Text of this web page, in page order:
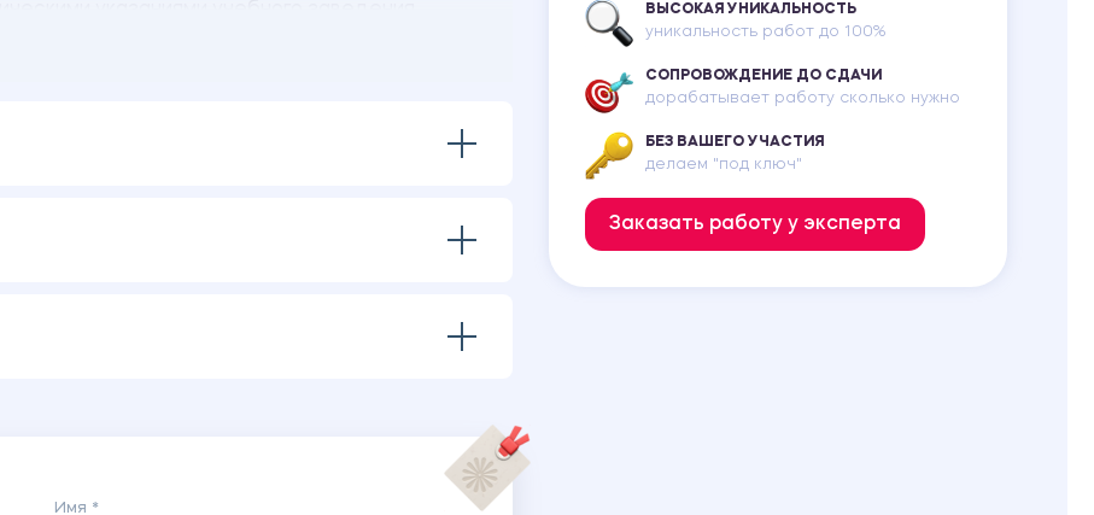
Имя *
ВЫСОКАЯ УНИКАЛЬНОСТЬ
уникальность работ до 100%
СОПРОВОЖДЕНИЕ ДО СДАЧИ
дорабатывает работу сколько нужно
БЕЗ ВАШЕГО УЧАСТИЯ
делаем "под ключ"
Заказать работу у эксперта